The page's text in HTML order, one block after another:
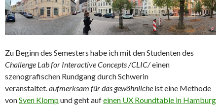
Zu Beginn des Semesters habe ich mit den Studenten des
Challenge Lab for Interactive Concepts /CLIC/einen
szenografischen Rundgang durch Schwerin
veranstaltet.aufmerksam für das gewöhnliche ist eine Methode
vonSven Klomp und geht aufeinen UX Roundtable in Hamburg